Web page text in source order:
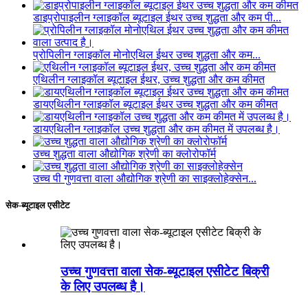
डाइप्रोपाइलीन ग्लाइकॉल ब्यूटाइल ईथर उच्च शुद्धता और कम पी...
प्रोपिलीन ग्लाइकॉल मोनोएथिल ईथर उच्च शुद्धता और कम...
एथिलीन ग्लाइकॉल ब्यूटाइल ईथर, उच्च शुद्धता और कम कीमत
डायएथिलीन ग्लाइकॉल ब्यूटाइल ईथर उच्च शुद्धता और कम कीमत
डायएथिलीन ग्लाइकॉल उच्च शुद्धता और कम कीमत में उपलब्ध है।
उच्च शुद्धता वाला औद्योगिक श्रेणी का क्लोरोफॉर्म
उच्च पी गुणवत्ता वाला औद्योगिक श्रेणी का साइक्लोहेक्सेन...
सेक-ब्यूटाइल एसीटेट
उच्च गुणवत्ता वाला सेक-ब्यूटाइल एसीटेट बिक्री
के लिए उपलब्ध है।